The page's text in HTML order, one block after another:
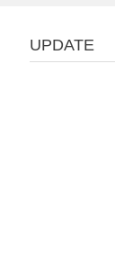
UPDATE